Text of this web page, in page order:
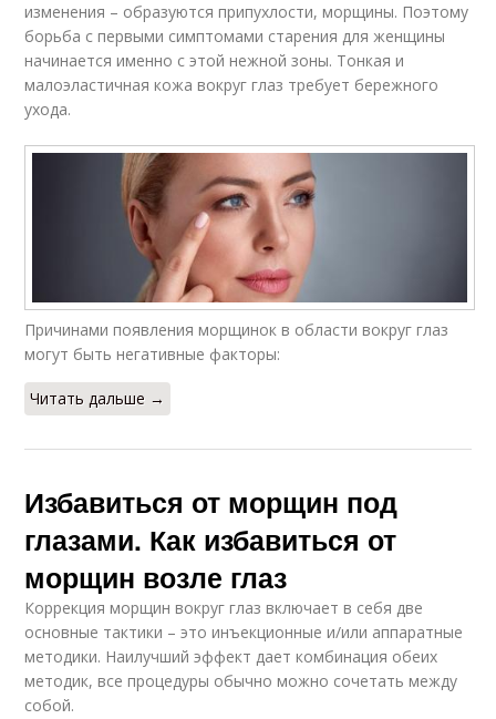
изменения – образуются припухлости, морщины. Поэтому
борьба с первыми симптомами старения для женщины
начинается именно с этой нежной зоны. Тонкая и
малоэластичная кожа вокруг глаз требует бережного
ухода.
Причинами появления морщинок в области вокруг глаз
могут быть негативные факторы:
Читать дальше →
Избавиться от морщин под
глазами. Как избавиться от
морщин возле глаз
Коррекция морщин вокруг глаз включает в себя две
основные тактики – это инъекционные и/или аппаратные
методики. Наилучший эффект дает комбинация обеих
методик, все процедуры обычно можно сочетать между
собой.